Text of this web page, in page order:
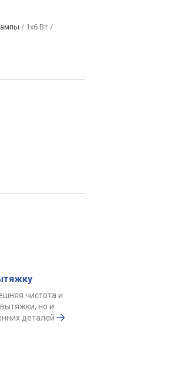
/ 1x6 Вт /
чистота и
но и
деталей